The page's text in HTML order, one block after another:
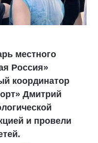
местного
Россия»
координатор
Дмитрий
и провели